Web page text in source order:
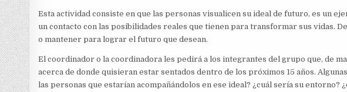
Esta actividad consiste en que las personas visualicen su ideal de futuro, es un
un contacto con las posibilidades reales que tienen para transformar sus vidas.
o mantener para lograr el futuro que desean.
El coordinador o la coordinadora les pedirá a los integrantes del grupo que, de
acerca de donde quisieran estar sentados dentro de los próximos 15 años.
las personas que estarían acompañándolos en ese ideal? ¿cuál sería su entorno?